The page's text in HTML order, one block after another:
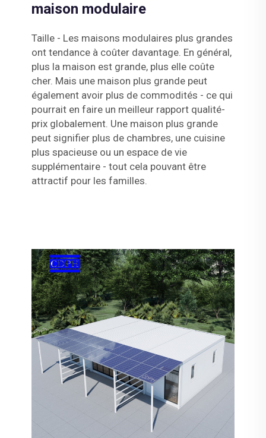
maison modulaire
Taille - Les maisons modulaires plus grandes
ont tendance à coûter davantage. En général,
plus la maison est grande, plus elle coûte
cher. Mais une maison plus grande peut
également avoir plus de commodités - ce qui
pourrait en faire un meilleur rapport qualité-
prix globalement. Une maison plus grande
peut signifier plus de chambres, une cuisine
plus spacieuse ou un espace de vie
supplémentaire - tout cela pouvant être
attractif pour les familles.